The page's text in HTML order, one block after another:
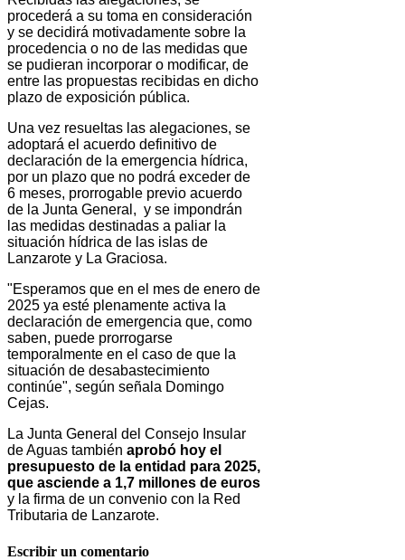
procederá a su toma en consideración
y se decidirá motivadamente sobre la
procedencia o no de las medidas que
se pudieran incorporar o modificar, de
entre las propuestas recibidas en dicho
plazo de exposición pública.
Una vez resueltas las alegaciones, se
adoptará el acuerdo definitivo de
declaración de la emergencia hídrica,
por un plazo que no podrá exceder de
6 meses, prorrogable previo acuerdo
de la Junta General, y se impondrán
las medidas destinadas a paliar la
situación hídrica de las islas de
Lanzarote y La Graciosa.
"Esperamos que en el mes de enero de
2025 ya esté plenamente activa la
declaración de emergencia que, como
saben, puede prorrogarse
temporalmente en el caso de que la
situación de desabastecimiento
continúe", según señala Domingo
Cejas.
La Junta General del Consejo Insular
de Aguas también aprobó hoy el
presupuesto de la entidad para 2025,
que asciende a 1,7 millones de euros
y la firma de un convenio con la Red
Tributaria de Lanzarote.
Escribir un comentario